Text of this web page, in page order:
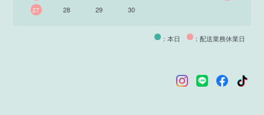
27
28 29 30
：本日 ：配送業務休業日